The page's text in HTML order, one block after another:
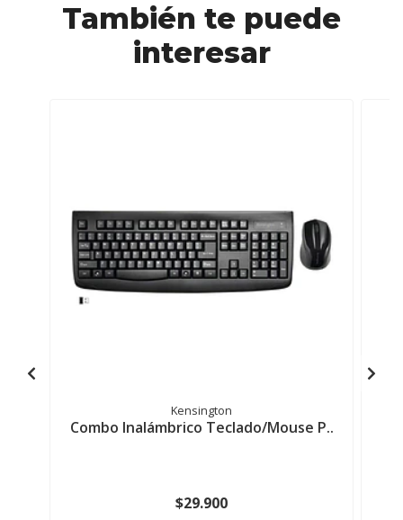
También te puede
interesar
Kensington
Combo Inalámbrico Teclado/Mouse P..
$29.900